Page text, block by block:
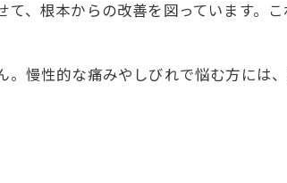
体が選ばれる理由とは
痛の予防策
、根本からの改善を図っています。
慢性的な痛みやしびれで悩む方には